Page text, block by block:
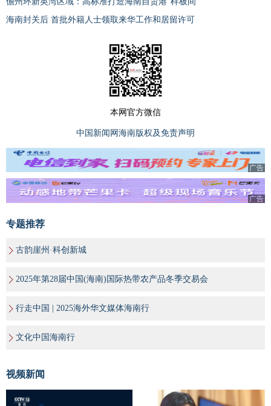
海南封关后 首批外籍人士领取来华工作和居留许可
本网官方微信
中国新闻网海南版权及免责声明
广告
广告
专题推荐
古韵崖州·科创新城
2025年第28届中国(海南)国际热带农产品冬季交易会
行走中国 | 2025海外华文媒体海南行
文化中国海南行
视频新闻